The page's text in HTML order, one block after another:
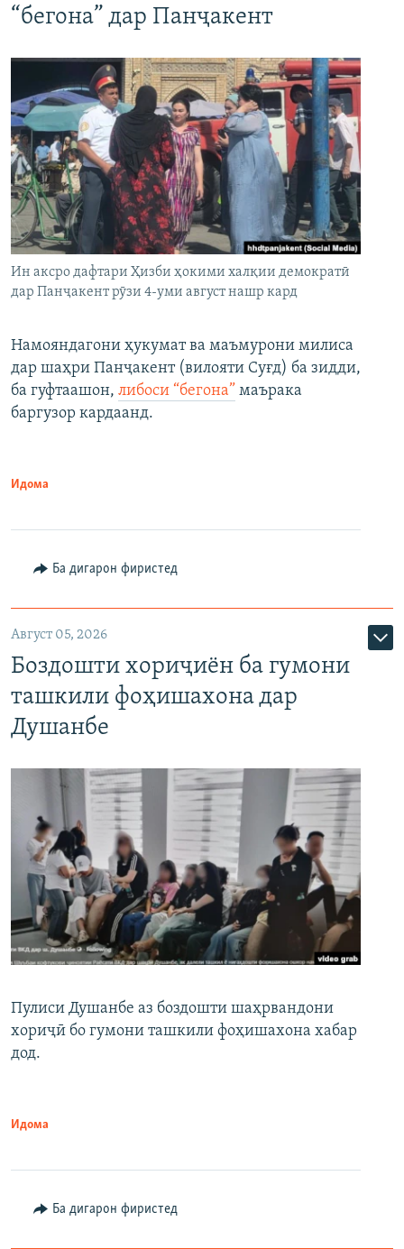
“бегона” дар Панҷакент
Ин аксро дафтари Ҳизби ҳокими халқии демократӣ
дар Панҷакент рӯзи 4-уми август нашр кард
Намояндагони ҳукумат ва маъмурони милиса
дар шаҳри Панҷакент (вилояти Суғд) ба зидди,
ба гуфтаашон, либоси “бегона” маърака
баргузор кардаанд.
Идома
Ба дигарон фиристед
Август 05, 2026
Боздошти хориҷиён ба гумони
ташкили фоҳишахона дар
Душанбе
Пулиси Душанбе аз боздошти шаҳрвандони
хориҷӣ бо гумони ташкили фоҳишахона хабар
дод.
Идома
Ба дигарон фиристед